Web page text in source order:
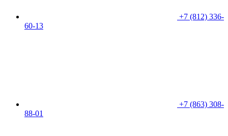
+7 (812) 336-
60-13
+7 (863) 308-
88-01